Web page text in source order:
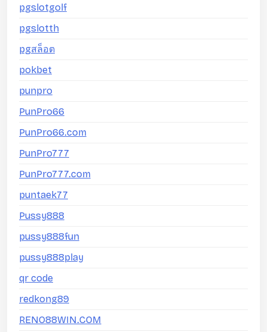
pgslotgolf
pgslotth
pgสล็อต
pokbet
punpro
PunPro66
PunPro66.com
PunPro777
PunPro777.com
puntaek77
Pussy888
pussy888fun
pussy888play
qr code
redkong89
RENO88WIN.COM